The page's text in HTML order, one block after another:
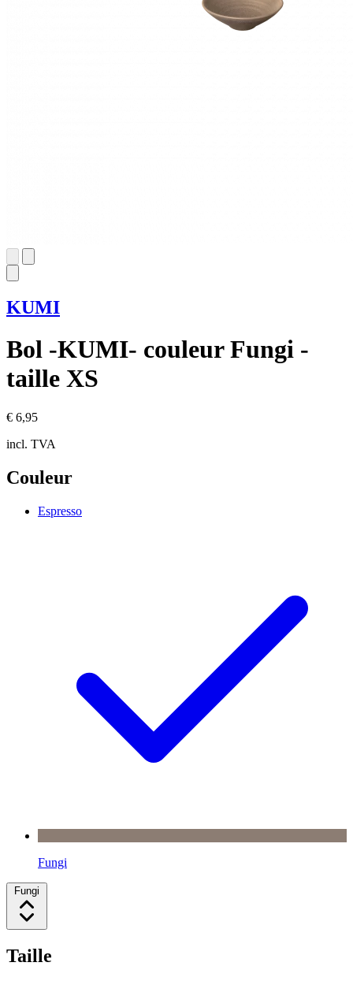
KUMI
Bol -KUMI- couleur Fungi -
taille XS
€ 6,95
incl. TVA
Couleur
Espresso
Fungi
Fungi
Taille